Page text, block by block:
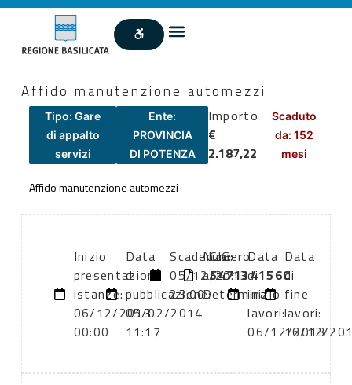
Affido manutenzione automezzi
Tipo: Gare
di appalto
servizi
Ente:
PROVINCIA
DI POTENZA
Importo
€
2.187,22
Scaduto
da: 152
mesi
Affido manutenzione automezzi
Inizio
presentazione
istanze:
06/12/2013
00:00
Data
di
pubblicazione:
05/02/2014
11:17
Scadenza:
05/12/2013
23:00
Numero
atto:
Determina
CIG:
547134156C
Data
di
inizio
lavori:
06/12/2013
Data
di
fine
lavori:
16/12/